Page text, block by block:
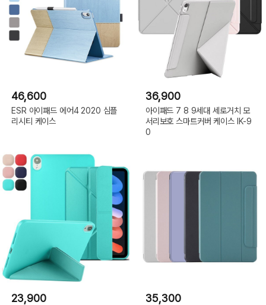
46,600
ESR 아이패드 에어4 2020 심플
리시티 케이스
36,900
아이패드 7 8 9세대 세로거치 모
서리보호 스마트커버 케이스 IK-9
0
23,900 35,300